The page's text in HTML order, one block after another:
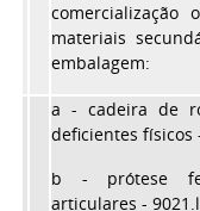
comercialização
materiais
embalagem:
a - cadeira de
deficientes físicos
b - prótese
articulares -